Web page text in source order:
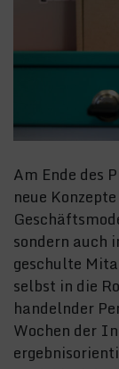
Am Ende des
neue
sondern auch
geschulte
selbst in die
handelnder
Wochen der